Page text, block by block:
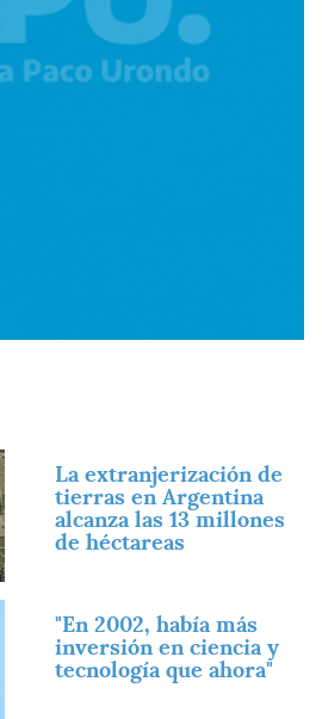
La extranjerización de
tierras en Argentina
alcanza las 13 millones
de héctareas
"En 2002, había más
inversión en ciencia y
tecnología que ahora"